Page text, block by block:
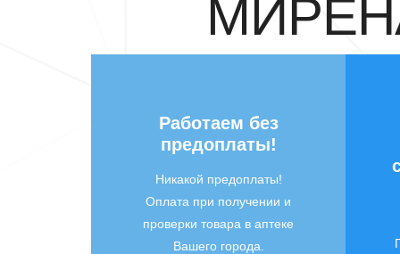
Работаем без
предоплаты!
Никакой предоплаты!
Оплата при получении и
проверки товара в аптеке
Вашего города.